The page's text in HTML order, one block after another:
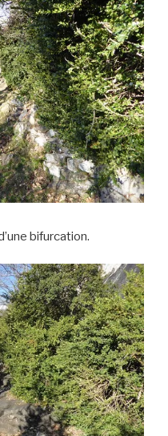
bifurcation.